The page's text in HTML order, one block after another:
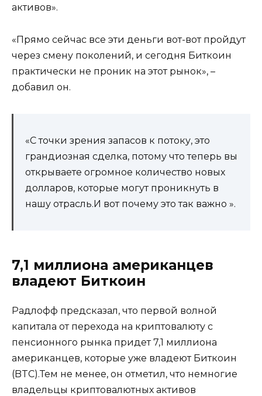
активов».
«Прямо сейчас все эти деньги вот-вот пройдут
через смену поколений, и сегодня Биткоин
практически не проник на этот рынок», –
добавил он.
«С точки зрения запасов к потоку, это
грандиозная сделка, потому что теперь вы
открываете огромное количество новых
долларов, которые могут проникнуть в
нашу отрасль.И вот почему это так важно ».
7,1 миллиона американцев
владеют Биткоин
Радлофф предсказал, что первой волной
капитала от перехода на криптовалюту с
пенсионного рынка придет 7,1 миллиона
американцев, которые уже владеют Биткоин
(BTC).Тем не менее, он отметил, что немногие
владельцы криптовалютных активов